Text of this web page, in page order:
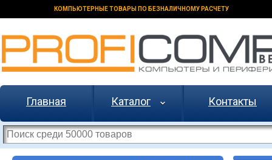
КОМПЬЮТЕРНЫЕ ТОВАРЫ ПО БЕЗНАЛИЧНОМУ РАСЧЕТУ
Главная Каталог Контакты